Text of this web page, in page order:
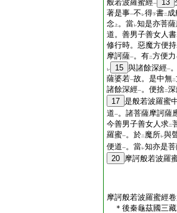
般若波羅蜜經一 13
著是事一不 レ得下書二
念 上 。當レ知是亦菩
道。善男子善女人書
修行時。惡魔方便持
摩訶薩一。有二方便力
レ 15 與諸餘深經一
薩婆若一故。是中無二
諸餘深經一。便捨二
17 是般若波羅蜜
道一。諸菩薩摩訶薩
今善男子善女人求二
羅蜜一。於二 魔所レ與
便道一。當レ知亦是
20 摩訶般若波羅
摩訶般若波羅蜜經
＊後秦龜茲國三